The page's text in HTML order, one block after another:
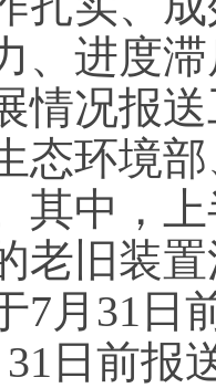
、进度
情况报
态环境
其中，
老旧装
7月31日
日前报